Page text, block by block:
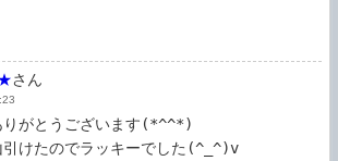
さん
りがとうございます(*^^*)
引けたのでラッキーでした(^_^)v